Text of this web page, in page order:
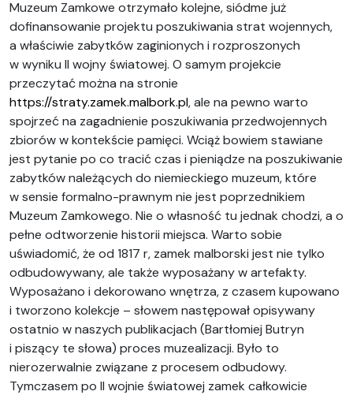
Muzeum Zamkowe otrzymało kolejne, siódme już
dofinansowanie projektu poszukiwania strat wojennych,
a właściwie zabytków zaginionych i rozproszonych
w wyniku II wojny światowej. O samym projekcie
przeczytać można na stronie
https://straty.zamek.malbork.pl, ale na pewno warto
spojrzeć na zagadnienie poszukiwania przedwojennych
zbiorów w kontekście pamięci. Wciąż bowiem stawiane
jest pytanie po co tracić czas i pieniądze na poszukiwanie
zabytków należących do niemieckiego muzeum, które
w sensie formalno-prawnym nie jest poprzednikiem
Muzeum Zamkowego. Nie o własność tu jednak chodzi, a o
pełne odtworzenie historii miejsca. Warto sobie
uświadomić, że od 1817 r, zamek malborski jest nie tylko
odbudowywany, ale także wyposażany w artefakty.
Wyposażano i dekorowano wnętrza, z czasem kupowano
i tworzono kolekcje – słowem następował opisywany
ostatnio w naszych publikacjach (Bartłomiej Butryn
i piszący te słowa) proces muzealizacji. Było to
nierozerwalnie związane z procesem odbudowy.
Tymczasem po II wojnie światowej zamek całkowicie